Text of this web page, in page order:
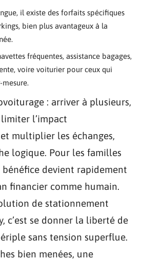
il existe des forfaits spécifiques
bien plus avantageux à la
fréquentes, assistance bagages,
voire voiturier pour ceux qui
: arriver à plusieurs,
l’impact
multiplier les échanges,
logique. Pour les familles
bénéfice devient rapidement
financier comme humain.
de stationnement
c’est se donner la liberté de
sans tension superflue.
bien menées, une